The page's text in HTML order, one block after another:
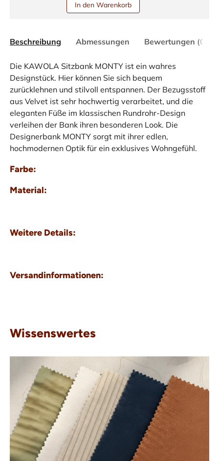
In den Warenkorb
Beschreibung Abmessungen Bewertungen (0)
Die KAWOLA Sitzbank MONTY ist ein wahres
Designstück. Hier können Sie sich bequem
zurücklehnen und stilvoll entspannen. Der Bezugsstoff
aus Velvet ist sehr hochwertig verarbeitet, und die
eleganten Füße im klassischen Rundrohr-Design
verleihen der Bank ihren besonderen Look. Die
Designerbank MONTY sorgt mit ihrer edlen,
hochmodernen Optik für ein exklusives Wohngefühl.
Farbe:
Material:
Weitere Details:
Versandinformationen:
Wissenswertes